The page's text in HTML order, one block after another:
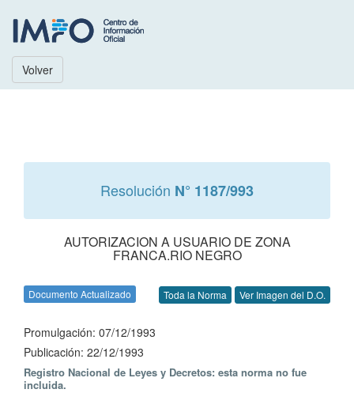
Volver
Resolución N° 1187/993
AUTORIZACION A USUARIO DE ZONA
FRANCA.RIO NEGRO
Documento Actualizado Toda la Norma Ver Imagen del D.O.
Promulgación: 07/12/1993
Publicación: 22/12/1993
Registro Nacional de Leyes y Decretos: esta norma no fue
incluida.